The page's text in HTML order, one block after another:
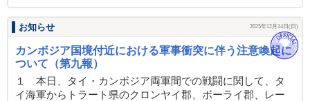
お知らせ 2025年12月14日(日)
カンボジア国境付近における軍事衝突に伴う注意喚起に
ついて（第九報）
１ 本日、タイ・カンボジア両軍間での戦闘に関して、タ
イ海軍からトラート県のクロンヤイ郡、ボーライ郡、レー